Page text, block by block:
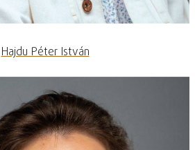
Hajdu Péter István